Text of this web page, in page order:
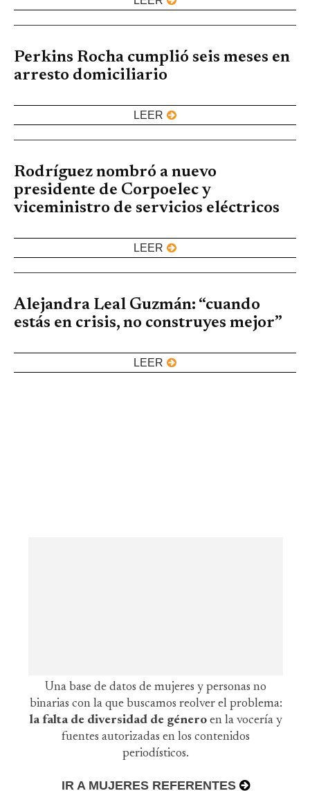
Perkins Rocha cumplió seis meses en
arresto domiciliario
LEER
Rodríguez nombró a nuevo
presidente de Corpoelec y
viceministro de servicios eléctricos
LEER
Alejandra Leal Guzmán: “cuando
estás en crisis, no construyes mejor”
LEER
Una base de datos de mujeres y personas no
binarias con la que buscamos reolver el problema:
la falta de diversidad de género en la vocería y
fuentes autorizadas en los contenidos
periodísticos.
IR A MUJERES REFERENTES